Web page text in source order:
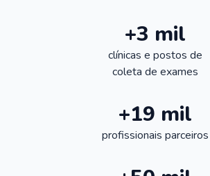
+3 mil
clínicas e postos de
coleta de exames
+19 mil
profissionais parceiros